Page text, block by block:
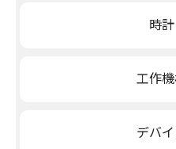
時計
工作
デバ